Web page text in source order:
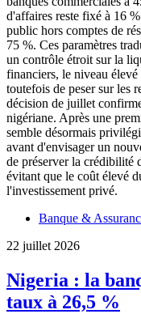
Banque &
22 juillet 2026
Nigeria : la
taux à 26,5 %